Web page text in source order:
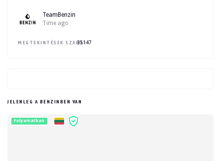
TeamBenzin
Time ago
MEGTEKINTÉSEK SZÁMA :
35147
JELENLEG A BENZINBEN VAN
Folyamatban